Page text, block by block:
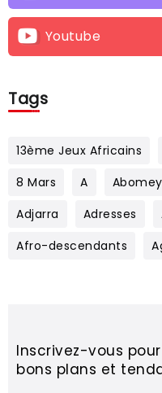
Youtube
Tags
13ème Jeux Africains
8 Mars
A Abomey
Adjarra
Adresses
Afro-descendants
Inscrivez-vous
bons plans et